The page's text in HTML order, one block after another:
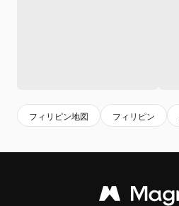
フィリピン地図 フィリピン